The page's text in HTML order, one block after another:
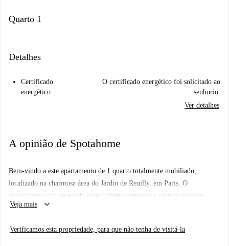
Quarto 1
Detalhes
Certificado
energético
O certificado energético foi solicitado ao
senhorio.
Ver detalhes
A opinião de Spotahome
Bem-vindo a este apartamento de 1 quarto totalmente mobiliado,
localizado na charmosa área do Jardin de Reuilly, em Paris. O
apartamento está equipado com cozinha completa e oferece serviços
públicos como eletricidade, gás, água e Wi-Fi. Este imóvel foi verificado
experiência de aluguel de qualidade.
Veja mais keyboard_arrow_down
Verificamos esta propriedade, para que não tenha de visitá-la